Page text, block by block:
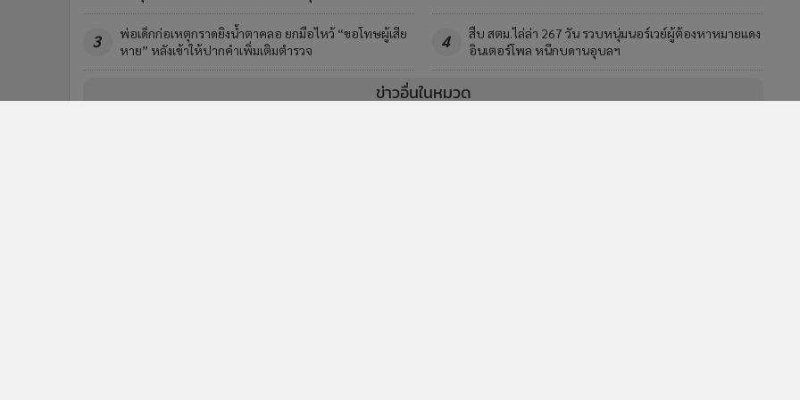
3
พ่อเด็กก่อเหตุกราดยิงน้ำตาคลอ ยกมือไหว้ “ขอโทษผู้เสีย
หาย” หลังเข้าให้ปากคำเพิ่มเติมตำรวจ
4
สืบ สตม.ไล่ล่า 267 วัน รวบหนุ่มนอร์เวย์ผู้ต้องหาหมายแดง
อินเตอร์โพล หนีกบดานอุบลฯ
ข่าวอื่นในหมวด